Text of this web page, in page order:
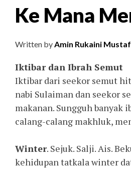
Ke Mana
Written byAmin Rukaini
Iktibar dan Ibrah Semut
Iktibar dari seekor semut
nabi Sulaiman dan seekor
makanan. Sungguh
calang-calang makhluk,
Winter. Sejuk. Salji. Ais.
kehidupan tatkala winter